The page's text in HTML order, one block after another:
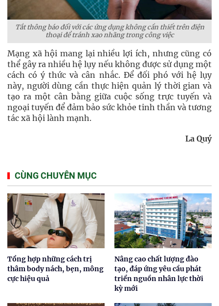
Tắt thông báo đối với các ứng dụng không cần thiết trên điện
thoại để tránh xao nhãng trong công việc
Mạng xã hội mang lại nhiều lợi ích, nhưng cũng có
thể gây ra nhiều hệ lụy nếu không được sử dụng một
cách có ý thức và cân nhắc. Để đối phó với hệ lụy
này, người dùng cần thực hiện quản lý thời gian và
tạo ra một cân bằng giữa cuộc sống trực tuyến và
ngoại tuyến để đảm bảo sức khỏe tinh thần và tương
tác xã hội lành mạnh.
La Quý
CÙNG CHUYÊN MỤC
Tổng hợp những cách trị
thâm body nách, bẹn, mông
cực hiệu quả
Nâng cao chất lượng đào
tạo, đáp ứng yêu cầu phát
triển nguồn nhân lực thời
kỳ mới